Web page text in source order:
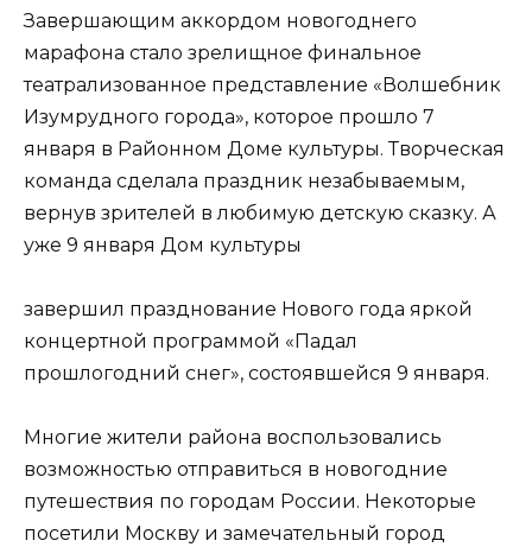
Завершающим аккордом новогоднего
марафона стало зрелищное финальное
театрализованное представление «Волшебник
Изумрудного города», которое прошло 7
января в Районном Доме культуры. Творческая
команда сделала праздник незабываемым,
вернув зрителей в любимую детскую сказку. А
уже 9 января Дом культуры
завершил празднование Нового года яркой
концертной программой «Падал
прошлогодний снег», состоявшейся 9 января.
Многие жители района воспользовались
возможностью отправиться в новогодние
путешествия по городам России. Некоторые
посетили Москву и замечательный город